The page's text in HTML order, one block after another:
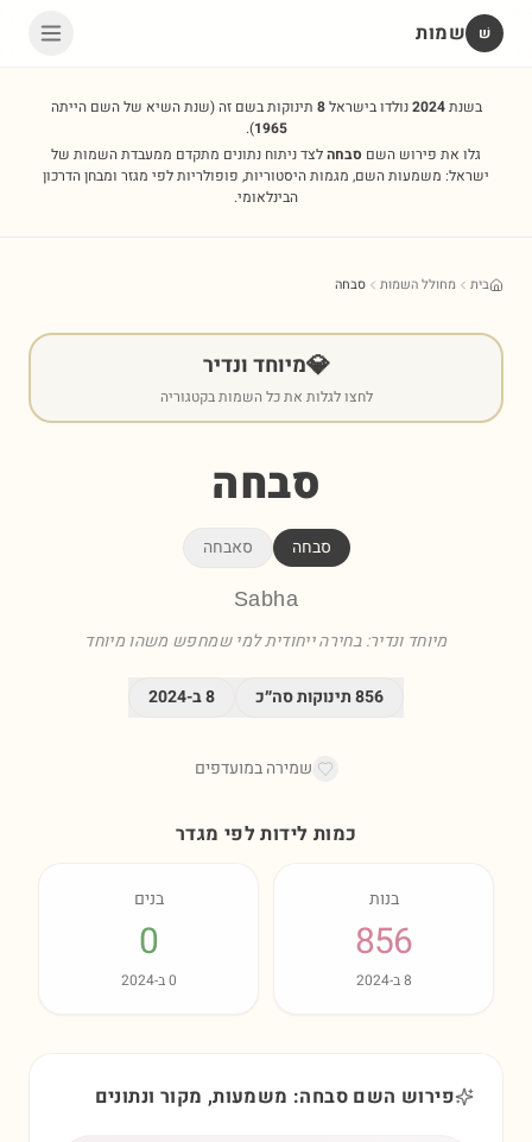
שׁ שמות
בשנת2024נולדו בישראל8 תינוקות בשם זה(שנת השיא של השם הייתה
1965
).
גלו את פירוש השם סבחהלצד ניתוח נתונים מתקדם ממעבדת השמות של
ישראל: משמעות השם, מגמות היסטוריות, פופולריות לפי מגזר ומבחן הדרכון
הבינלאומי.
בית מחולל השמות סבחה
💎מיוחד ונדיר
לחצו לגלות את כל השמות בקטגוריה
סבחה
סבחה סאבחה
Sabha
מיוחד ונדיר: בחירה ייחודית למי שמחפש משהו מיוחד
856תינוקות סה״כ 8ב-2024
שמירה במועדפים
כמות לידות לפי מגדר
בנות
856
8ב-2024
בנים
0
0ב-2024
פירוש השם סבחה: משמעות, מקור ונתונים